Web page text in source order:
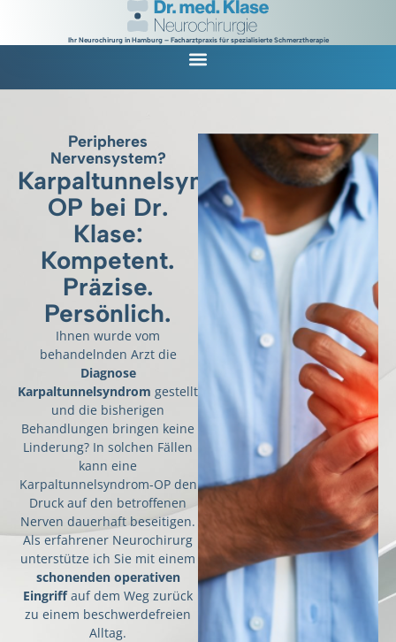
Ihr Neurochirurg in Hamburg – Facharztpraxis für spezialisierte Schmerztherapie
Peripheres
Nervensystem?
Karpaltunnelsyndrom-
OP bei Dr.
Klase:
Kompetent.
Präzise.
Persönlich.
Ihnen wurde vom
behandelnden Arzt die
Diagnose
Karpaltunnelsyndrom gestellt
und die bisherigen
Behandlungen bringen keine
Linderung? In solchen Fällen
kann eine
Karpaltunnelsyndrom-OP den
Druck auf den betroffenen
Nerven dauerhaft beseitigen.
Als erfahrener Neurochirurg
unterstütze ich Sie mit einem
schonenden operativen
Eingriffauf dem Weg zurück
zu einem beschwerdefreien
Alltag.